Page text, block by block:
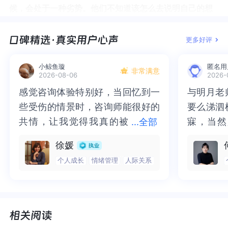
默，但是在另外一个人看来，这是一种冷暴力。
2.原生家庭的原因
原生家庭是我们性格和价值观形成的基本和影响最大的部
分。如果原生家庭存在冷漠、暴力等情况，就会在童年时
期产生长远的阴影，直至他的意志力和是非观能够改变这
只是顺从和妥协，还是可以改变和反抗的。
我们应该充分
利用我们接受的积极的、符合社会发展规律的思想意识去
走上一样的道路，但是我们是可以与家庭沟通，哪怕不能
更多好评
小鲸鱼璇
2026-08-06
非常满意
...全部
感觉咨询体验特别好，当回忆到一
些受伤的情景时，咨询师能很好的
共情，让我觉得我真的被
一部分未处理的情绪被注意到了，
而且当咨询师准确说出我当时的情
觉轻快了很多，感觉轻松了。很感
感觉咨询体验特别好，当回忆到一
些受伤的情景时，咨询师能很好的
共情，让我觉得我真的被抱住了。
处理的情绪被注意到了，而且当咨
询师准确说出我当时的情绪，我感
了很多，感觉轻松了。很感谢咨询
徐媛
个人成长 情绪管理 人际关系
匿名
2026-
与明月老
要么涕泗
寐，当
来，觉
再困于
与明月老
要么涕泗
寐，当然
不必再
梏，更